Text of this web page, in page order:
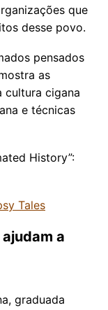
que
desse povo.
pensados
as
cultura cigana
e técnicas
History”:
Tales
a
graduada